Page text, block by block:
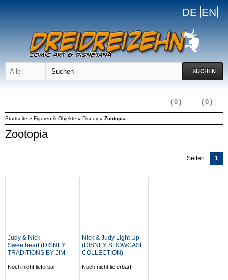
DE EN
SUCHEN
( 0 )
( 0 )
Startseite » Figuren & Objekte » Disney » Zootopia
Zootopia
Seiten: 1
Judy & Nick
Sweetheart (DISNEY
TRADITIONS BY JIM
Noch nicht lieferbar!
Nick & Judy Light Up
(DISNEY SHOWCASE
COLLECTION)
Noch nicht lieferbar!